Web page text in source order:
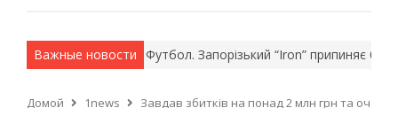
Важные новости
методы. Футбол. Запорізький “Iron” припиняє
Домой 1news Завдав збитків на понад 2 млн грн та